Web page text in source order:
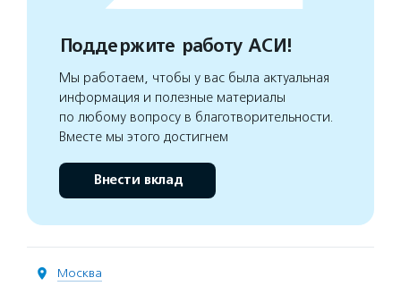
Поддержите работу АСИ!
Мы работаем, чтобы у вас была актуальная
информация и полезные материалы
по любому вопросу в благотворительности.
Вместе мы этого достигнем
Внести вклад
Москва